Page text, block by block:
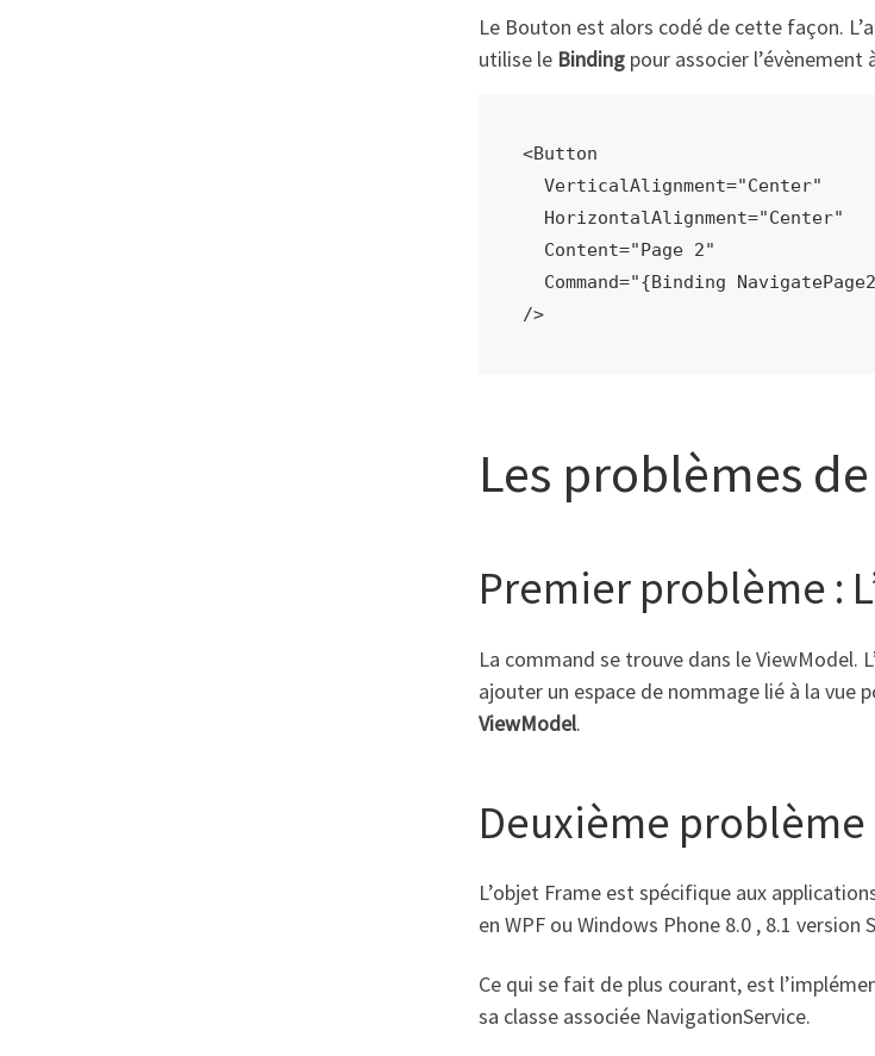
Le Bouton est alors codé de cette façon.
utilise le Binding pour associer l’évènement
<Button
/>
Les problèmes
Premier problème :
La command se trouve dans le ViewModel.
ajouter un espace de nommage lié à la vue
ViewModel.
Deuxième
L’objet Frame est spécifique aux
en WPF ou Windows Phone 8.0 , 8.1
Ce qui se fait de plus courant, est
sa classe associée NavigationService.